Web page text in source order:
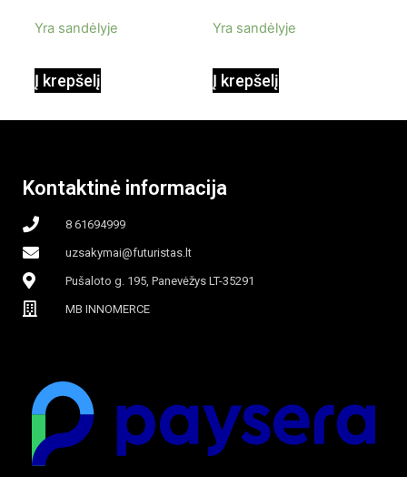
garinamasis,
apšvietimas
Yra sandėlyje
Į krepšelį
Yra sandėlyje
Į krepšelį
Kontaktinė informacija
8 61694999
uzsakymai@futuristas.lt
Pušaloto g. 195, Panevėžys LT-35291
MB INNOMERCE